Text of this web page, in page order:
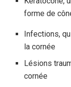
forme de
Infections,
la cornée
Lésions
cornée